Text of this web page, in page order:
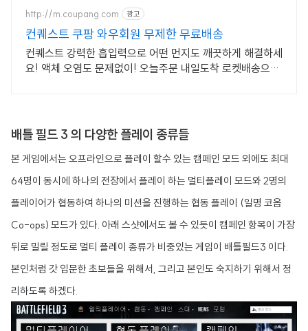
http://m.coupang.com 광고
컨퀘스트 쿠팡 와우회원 무제한 무료배송
컨퀘스트 강력한 흡입력으로 어떤 먼지도 깨끗하게 해결하세
요! 액체 오염도 문제없이! 오늘주문 내일도착 로켓배송으로
배틀 필드 3 의 다양한 플레이 종류들
본 게임에서는 오프라인으로 플레이 할수 있는 캠페인 모드 외에도 최대
64명이 동시에 하나의 전장에서 플레이 하는 멀티플레이 모드와 2명의
플레이어가 협동하여 하나의 미션을 진행하는 협동 플레이 (일명 코옵
Co-ops) 모드가 있다. 아래 스샷에서도 볼 수 있듯이 캠페인 항목이 가장
뒤로 밀릴 정도로 멀티 플레이 종류가 비중있는 게임이 배틀필드3 이다.
본인처럼 갓 입문한 초보들을 위해서, 그리고 본인도 숙지하기 위해서 정
리하도록 하겠다.